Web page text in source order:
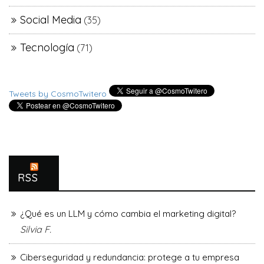
Social Media (35)
Tecnología (71)
Tweets by CosmoTwitero
RSS
¿Qué es un LLM y cómo cambia el marketing digital?
Silvia F.
Ciberseguridad y redundancia: protege a tu empresa